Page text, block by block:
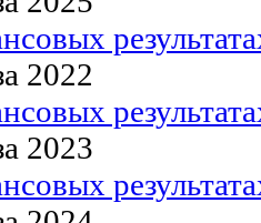
2022
2023